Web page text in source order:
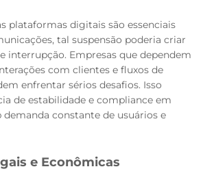
plataformas digitais são essenciais
tal suspensão poderia criar
interrupção. Empresas que dependem
com clientes e fluxos de
enfrentar sérios desafios. Isso
de estabilidade e compliance em
constante de usuários e
e Econômicas